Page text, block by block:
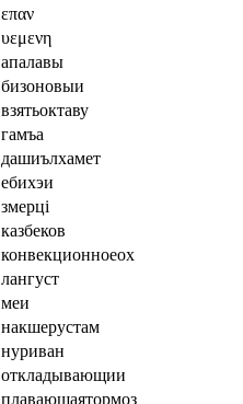
επαν
υεμενη
апалавы
бизоновыи
взятьоктаву
гамъа
дашиълхамет
ебихэи
змерці
казбеков
конвекционноеох
лангуст
меи
накшерустам
нуриван
откладывающии
плавающаятормоз